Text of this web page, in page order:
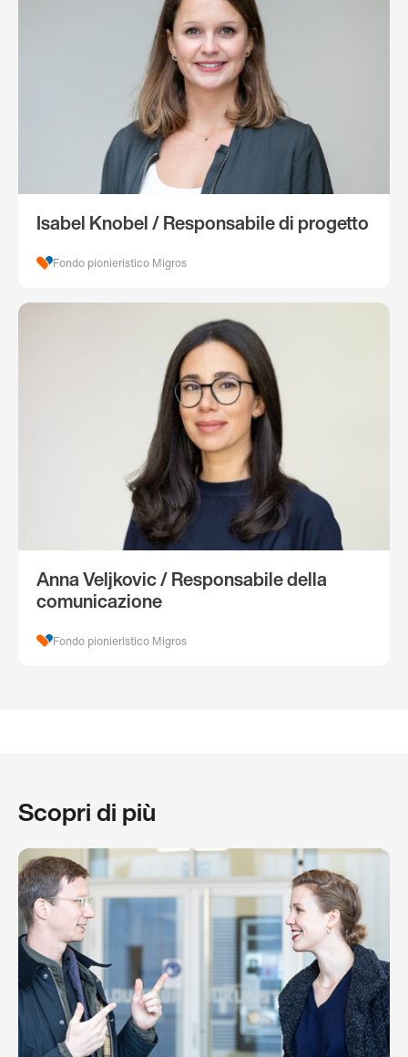
Isabel Knobel / Responsabile di progetto
Fondo pionieristico Migros
Anna Veljkovic / Responsabile della
comunicazione
Fondo pionieristico Migros
Scopri di più